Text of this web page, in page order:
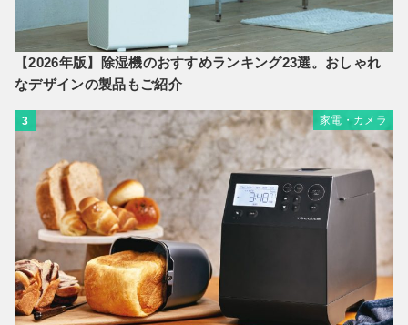
【2026年版】除湿機のおすすめランキング23選。おしゃれ
なデザインの製品もご紹介
3 家電・カメラ